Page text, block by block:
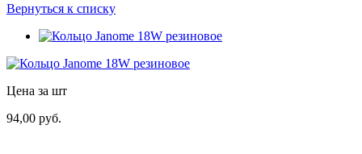
Вернуться к списку
Цена за шт
94,00 руб.